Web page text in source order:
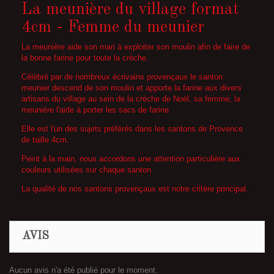
La meunière du village format
4cm - Femme du meunier
La meunière aide son mari à exploiter son moulin afin de faire de
la bonne farine pour toute la crèche.
Célébré par de nombreux écrivains provençaux le santon
meunier descend de son moulin et apporte la farine aux divers
artisans du village au sein de la crèche de Noël, sa femme, la
meunière l'aide à porter les sacs de farine.
Elle est l'un des sujets préférés dans les santons de Provence
de taille 4cm.
Peint à la main, nous accordons une attention particulière aux
couleurs utilisées sur chaque santon.
La qualité de nos santons provençaux est notre critère principal.
AVIS
Aucun avis n'a été publié pour le moment.